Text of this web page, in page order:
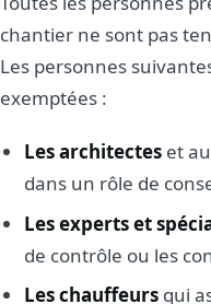
chantier ne sont pas
Les personnes
exemptées :
Les architectes et
dans un rôle de
Les experts et
de contrôle ou les
Les chauffeurs qui